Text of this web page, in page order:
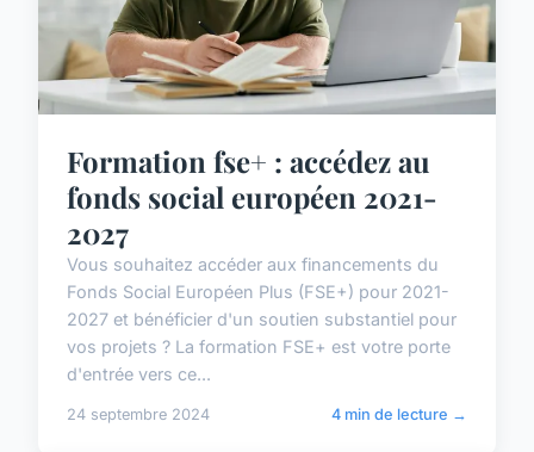
Formation fse+ : accédez au
fonds social européen 2021-
2027
Vous souhaitez accéder aux financements du
Fonds Social Européen Plus (FSE+) pour 2021-
2027 et bénéficier d'un soutien substantiel pour
vos projets ? La formation FSE+ est votre porte
d'entrée vers ce...
24 septembre 2024 4 min de lecture →